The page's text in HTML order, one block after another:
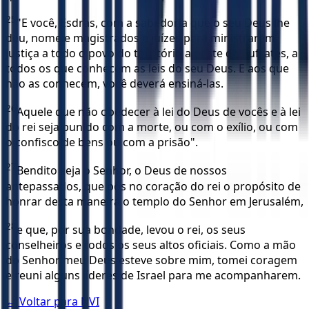
25 "E você, Esdras, com a sabedoria que o seu Deus lhe
deu, nomeie magistrados e juízes para ministrarem
justiça a todo o povo do território a oeste do Eufrates, a
todos os que conhecem as leis do seu Deus. E aos que
não as conhecem, você deverá ensiná-las.
26 Aquele que não obedecer à lei do Deus de vocês e à lei
do rei seja punido com a morte, ou com o exílio, ou com
o confisco de bens ou com a prisão".
27 Bendito seja o Senhor, o Deus de nossos
antepassados, que pôs no coração do rei o propósito de
honrar desta maneira o templo do Senhor em Jerusalém,
28 e que, por sua bondade, levou o rei, os seus
conselheiros e todos os seus altos oficiais. Como a mão
do Senhor meu Deus esteve sobre mim, tomei coragem
e reuni alguns líderes de Israel para me acompanharem.
← Voltar para NVI